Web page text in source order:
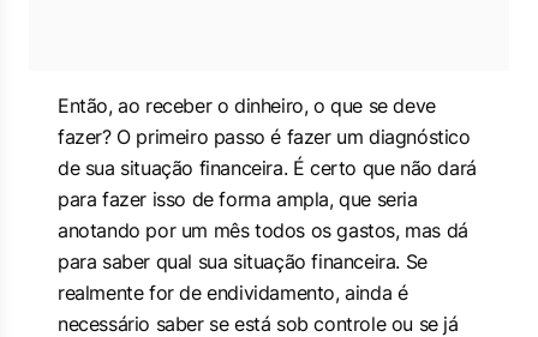
Então, ao receber o dinheiro, o que se deve
fazer? O primeiro passo é fazer um diagnóstico
de sua situação financeira. É certo que não dará
para fazer isso de forma ampla, que seria
anotando por um mês todos os gastos, mas dá
para saber qual sua situação financeira. Se
realmente for de endividamento, ainda é
necessário saber se está sob controle ou se já